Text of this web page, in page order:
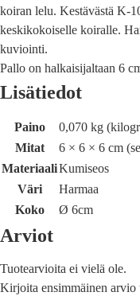
koiran lelu. Kestävästä K-
keskikokoiselle koiralle.
kuviointi.
Pallo on halkaisijaltaan 6
Lisätiedot
Paino
0,070 kg
Mitat
6 × 6 × 6 cm
MateriaaliKumiseos
Väri
Harmaa
Koko
Ø 6cm
Arviot
Tuotearvioita ei vielä ole.
Kirjoita ensimmäinen